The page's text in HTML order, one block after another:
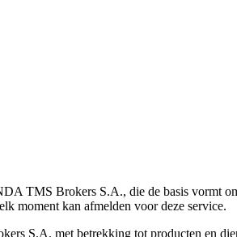
TMS Brokers S.A., die de basis vormt
moment kan afmelden voor deze service.
S.A. met betrekking tot producten en